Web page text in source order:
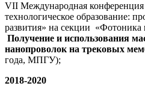
VII Международная конференция
технологическое образование:
развития» на секции «Фотоника
Получение и использования
нанопроволок на трековых
года, МПГУ);
2018-2020